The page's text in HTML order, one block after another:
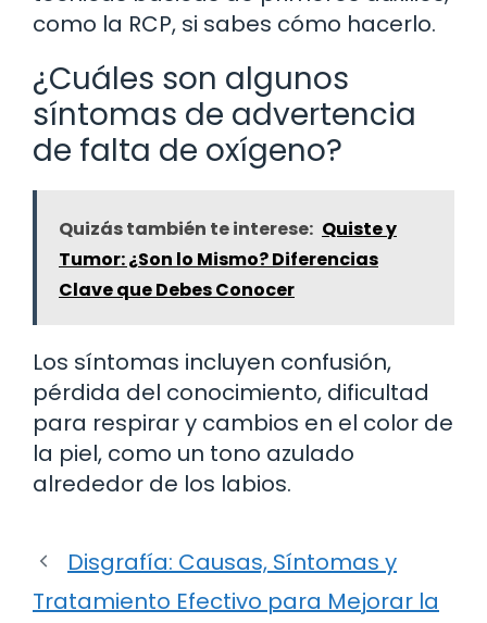
como la RCP, si sabes cómo hacerlo.
¿Cuáles son algunos
síntomas de advertencia
de falta de oxígeno?
Quizás también te interese: Quiste y
Tumor: ¿Son lo Mismo? Diferencias
Clave que Debes Conocer
Los síntomas incluyen confusión,
pérdida del conocimiento, dificultad
para respirar y cambios en el color de
la piel, como un tono azulado
alrededor de los labios.
Disgrafía: Causas, Síntomas y
Tratamiento Efectivo para Mejorar la